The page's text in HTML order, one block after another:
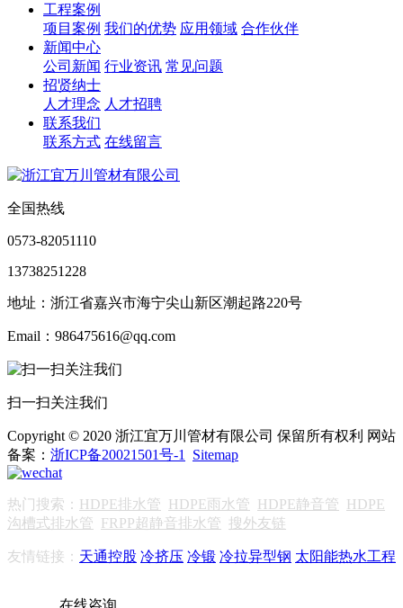
工程案例
项目案例 我们的优势 应用领域 合作伙伴
新闻中心
公司新闻 行业资讯 常见问题
招贤纳士
人才理念 人才招聘
联系我们
联系方式 在线留言
全国热线
0573-82051110
13738251228
地址：浙江省嘉兴市海宁尖山新区潮起路220号
Email：986475616@qq.com
扫一扫关注我们
Copyright © 2020 浙江宜万川管材有限公司 保留所有权利 网站
备案： 浙ICP备20021501号-1 Sitemap
热门搜索： HDPE排水管 HDPE雨水管 HDPE静音管 HDPE
沟槽式排水管 FRPP超静音排水管 搜外友链
友情链接： 天通控股 冷挤压 冷锻 冷拉异型钢 太阳能热水工程